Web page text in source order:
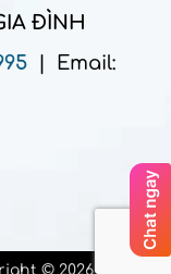
ĐÌNH
| Email:
© 2026